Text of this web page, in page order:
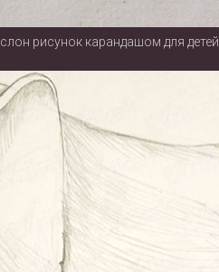
слон рисунок карандашом для детей